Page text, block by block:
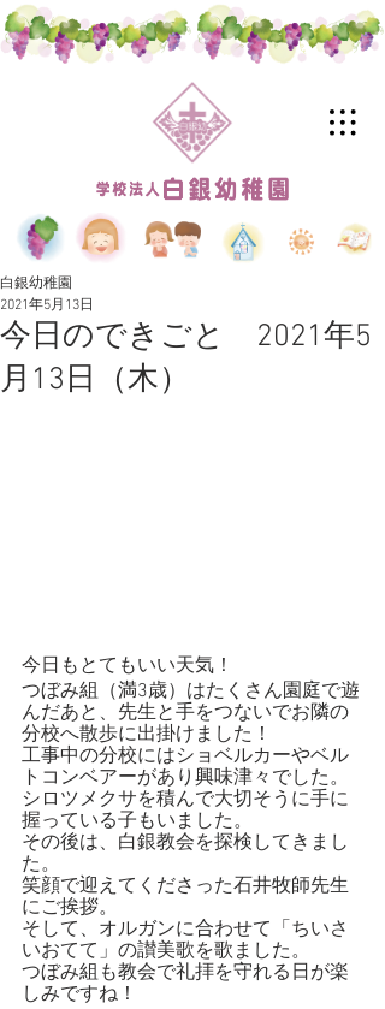
今日のできごと 2021年5
月13日（木）
白銀幼稚園
2021年5月13日
今日もとてもいい天気！
つぼみ組（満3歳）はたくさん園庭で遊
んだあと、先生と手をつないでお隣の
分校へ散歩に出掛けました！
工事中の分校にはショベルカーやベル
トコンベアーがあり興味津々でした。
シロツメクサを積んで大切そうに手に
握っている子もいました。
その後は、白銀教会を探検してきまし
た。
笑顔で迎えてくださった石井牧師先生
にご挨拶。
そして、オルガンに合わせて「ちいさ
いおてて」の讃美歌を歌ました。
つぼみ組も教会で礼拝を守れる日が楽
しみですね！